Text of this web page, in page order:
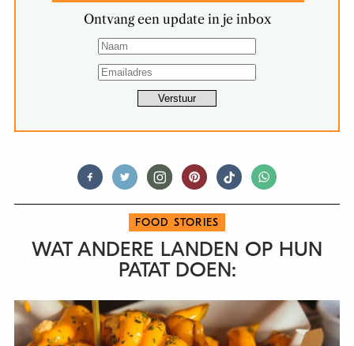
Ontvang een update in je inbox
FOOD STORIES
WAT ANDERE LANDEN OP HUN
PATAT DOEN: